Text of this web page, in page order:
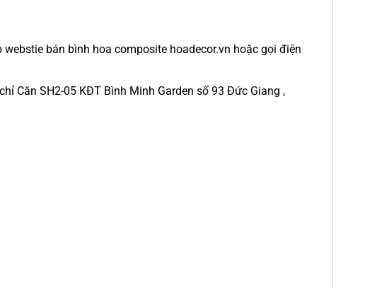
bán bình hoa composite hoadecor.vn hoặc gọi điện
Căn SH2-05 KĐT Bình Minh Garden số 93 Đức Giang ,